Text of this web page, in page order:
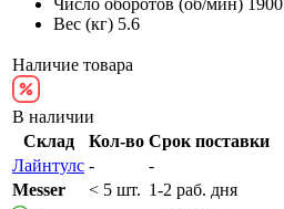
Число оборотов (об/мин) 1900
Вес (кг) 5.6
Наличие товара
В наличии
Склад
Кол-во Срок поставки
Лайнтулс -
-
Messer
< 5 шт. 1-2 раб. дня